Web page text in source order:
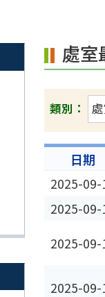
處室
類別：
日期
2025-09-
2025-09-
2025-09-
2025-09-